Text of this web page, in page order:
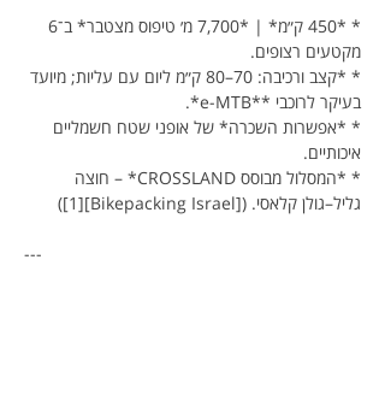
מקטעים רצופים.
* *קצב ורכיבה: 70–80 ק״מ ליום עם עליות; מיועד
בעיקר לרוכבי **e-MTB*.
* *אפשרות השכרה* של אופני שטח חשמליים
איכותיים.
* *המסלול מבוסס CROSSLAND* – חוצה
גליל–גולן קלאסי. ([Bikepacking Israel][1])
---